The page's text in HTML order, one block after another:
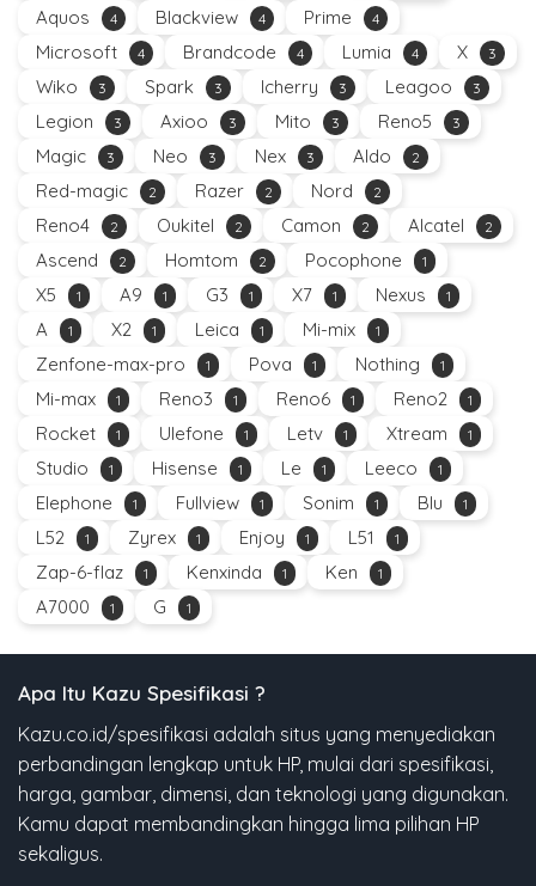
Aquos 4 Blackview 4 Prime 4
Microsoft 4 Brandcode 4 Lumia 4 X 3
Wiko 3 Spark 3 Icherry 3 Leagoo 3
Legion 3 Axioo 3 Mito 3 Reno5 3
Magic 3 Neo 3 Nex 3 Aldo 2
Red-magic 2 Razer 2 Nord 2
Reno4 2 Oukitel 2 Camon 2 Alcatel 2
Ascend 2 Homtom 2 Pocophone 1
X5 1 A9 1 G3 1 X7 1 Nexus 1
A 1 X2 1 Leica 1 Mi-mix 1
Zenfone-max-pro 1 Pova 1 Nothing 1
Mi-max 1 Reno3 1 Reno6 1 Reno2 1
Rocket 1 Ulefone 1 Letv 1 Xtream 1
Studio 1 Hisense 1 Le 1 Leeco 1
Elephone 1 Fullview 1 Sonim 1 Blu 1
L52 1 Zyrex 1 Enjoy 1 L51 1
Zap-6-flaz 1 Kenxinda 1 Ken 1
A7000 1 G 1
Apa Itu Kazu Spesifikasi ?
Kazu.co.id/spesifikasi adalah situs yang menyediakan
perbandingan lengkap untuk HP, mulai dari spesifikasi,
harga, gambar, dimensi, dan teknologi yang digunakan.
Kamu dapat membandingkan hingga lima pilihan HP
sekaligus.